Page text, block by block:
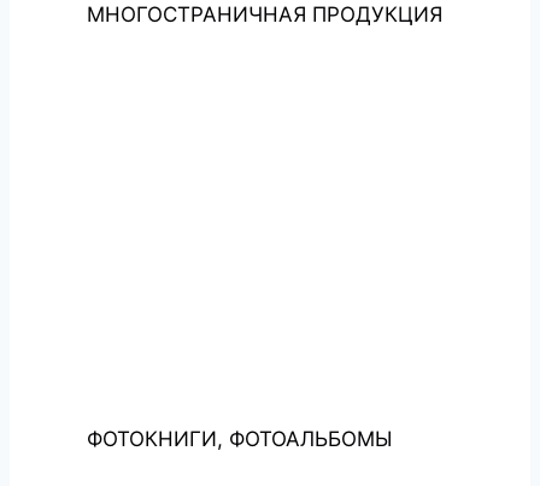
МНОГОСТРАНИЧНАЯ ПРОДУКЦИЯ
ФОТОКНИГИ, ФОТОАЛЬБОМЫ